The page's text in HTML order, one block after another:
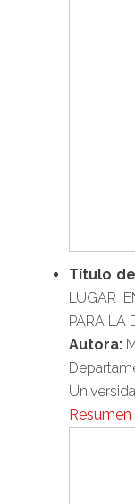
Título
LUGAR
PARA LA
Autora:
Resumen